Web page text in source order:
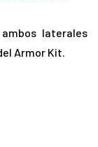
laterales
Armor Kit.